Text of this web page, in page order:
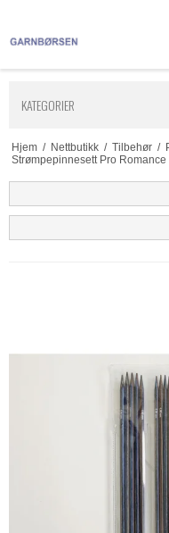
KATEGORIER
Hjem / Nettbutikk / Tilbehør /
Strømpepinnesett Pro Romance